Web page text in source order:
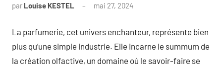
par Louise KESTEL mai 27, 2024
La parfumerie, cet univers enchanteur, représente bien
plus qu’une simple industrie. Elle incarne le summum de
la création olfactive, un domaine où le savoir-faire se